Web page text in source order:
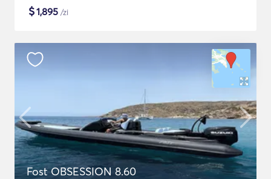
$1,895 /zi
Fost OBSESSION 8.60